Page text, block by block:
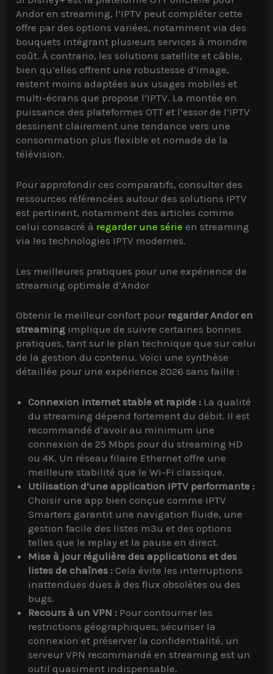
Andor en streaming, l’IPTV peut compléter cette
offre par des options variées, notamment via des
bouquets intégrant plusieurs services à moindre
coût. À contrario, les solutions satellite et câble,
bien qu’elles offrent une robustesse d’image,
restent moins adaptées aux usages mobiles et
multi-écrans que propose l’IPTV. La montée en
puissance des plateformes OTT et l’essor de l’IPTV
dessinent clairement une tendance vers une
consommation plus flexible et nomade de la
télévision.
Pour approfondir ces comparatifs, consulter des
ressources référencées autour des solutions IPTV
est pertinent, notamment des articles comme
celui consacré à regarder une série en streaming
via les technologies IPTV modernes.
Les meilleures pratiques pour une expérience de
streaming optimale d’Andor
Obtenir le meilleur confort pour regarder Andor en
streaming implique de suivre certaines bonnes
pratiques, tant sur le plan technique que sur celui
de la gestion du contenu. Voici une synthèse
détaillée pour une expérience 2026 sans faille :
Connexion Internet stable et rapide : La qualité
du streaming dépend fortement du débit. Il est
recommandé d’avoir au minimum une
connexion de 25 Mbps pour du streaming HD
ou 4K. Un réseau filaire Ethernet offre une
meilleure stabilité que le Wi-Fi classique.
Utilisation d’une application IPTV performante :
Choisir une app bien conçue comme IPTV
Smarters garantit une navigation fluide, une
gestion facile des listes m3u et des options
telles que le replay et la pause en direct.
Mise à jour régulière des applications et des
listes de chaînes : Cela évite les interruptions
inattendues dues à des flux obsolètes ou des
bugs.
Recours à un VPN : Pour contourner les
restrictions géographiques, sécuriser la
connexion et préserver la confidentialité, un
serveur VPN recommandé en streaming est un
outil quasiment indispensable.